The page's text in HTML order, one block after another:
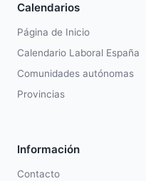
Calendarios
Página de Inicio
Calendario Laboral España
Comunidades autónomas
Provincias
Información
Contacto